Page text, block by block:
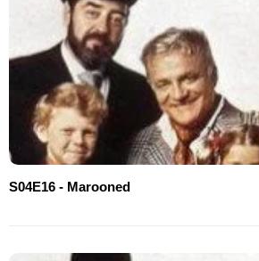
S04E16 - Marooned